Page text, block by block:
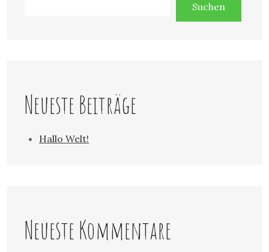
Suchen
Neueste Beiträge
Hallo Welt!
Neueste Kommentare